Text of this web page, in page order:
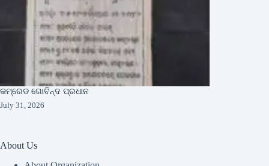
କମ୍ରେଡ ଗୋବିନ୍ଦ ପ୍ରଧାନ
July 31, 2026
About Us